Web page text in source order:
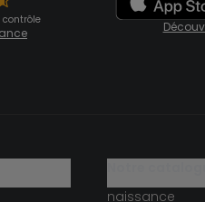
contrôle
naissance